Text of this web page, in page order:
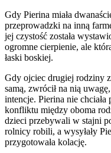
Gdy Pierina miała
przeprowadzki na inną
jej czystość została
ogromne cierpienie, ale
łaski boskiej.
Gdy ojciec drugiej rodziny
samą, zwrócił na nią
intencje. Pierina nie
konfliktu między oboma
dzieci przebywali w stajni
rolnicy robili, a wysyłały
przygotowała kolację.